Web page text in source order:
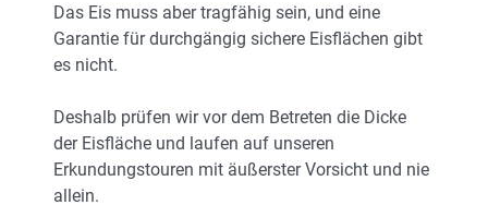
Das Eis muss aber tragfähig sein, und eine
Garantie für durchgängig sichere Eisflächen gibt
es nicht.
Deshalb prüfen wir vor dem Betreten die Dicke
der Eisfläche und laufen auf unseren
Erkundungstouren mit äußerster Vorsicht und nie
allein.